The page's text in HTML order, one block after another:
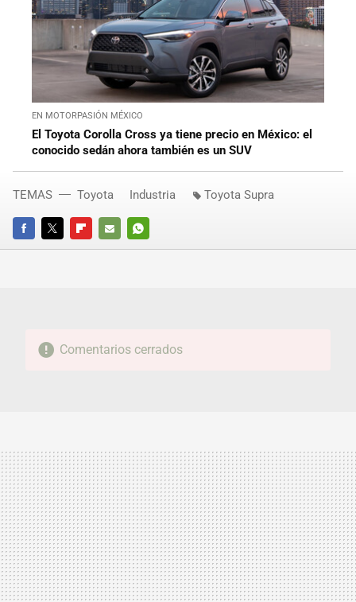
EN MOTORPASIÓN MÉXICO
El Toyota Corolla Cross ya tiene precio en México: el
conocido sedán ahora también es un SUV
FACEBOOKTWITTERFLIPBOARD
E-
WHATSAPP
TEMAS Toyota Industria Toyota Supra
Comentarios cerrados